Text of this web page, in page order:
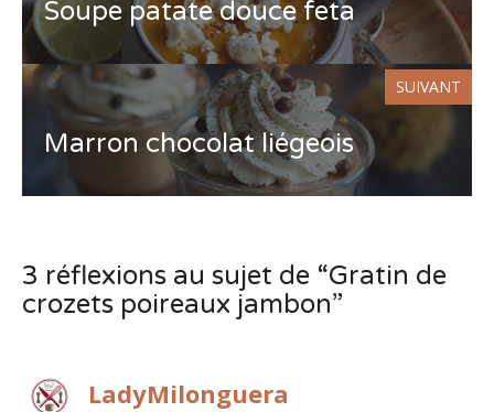
Soupe patate douce feta
SUIVANT
Marron chocolat liégeois
3 réflexions au sujet de “Gratin de
crozets poireaux jambon”
LadyMilonguera